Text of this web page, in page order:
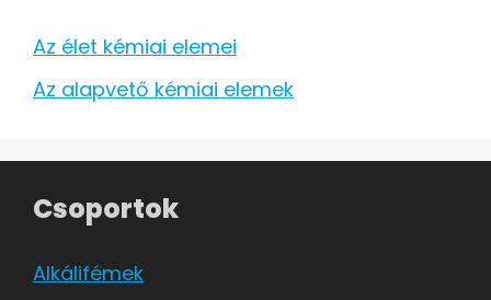
Az élet kémiai elemei
Az alapvető kémiai elemek
Csoportok
Alkálifémek